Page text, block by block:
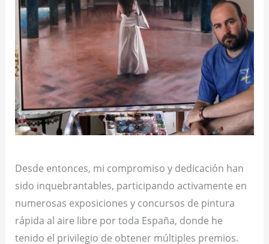
Desde entonces, mi compromiso y dedicación han
sido inquebrantables, participando activamente en
numerosas exposiciones y concursos de pintura
rápida al aire libre por toda España, donde he
tenido el privilegio de obtener múltiples premios.